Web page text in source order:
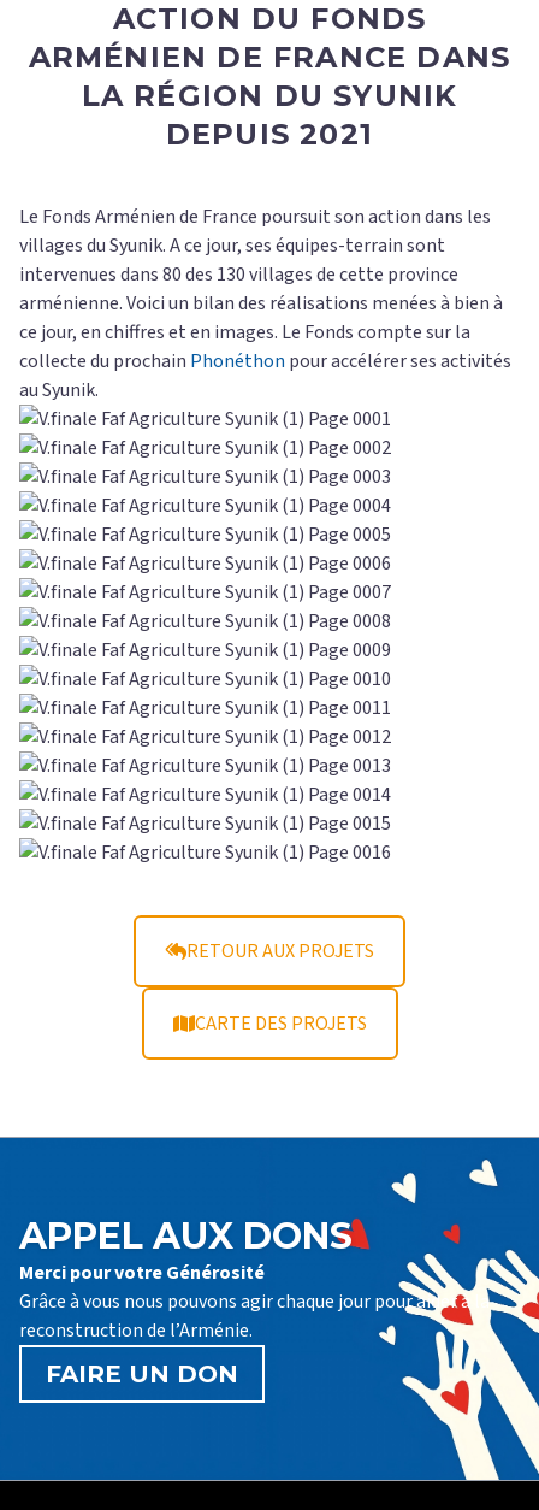
ACTION DU FONDS
ARMÉNIEN DE FRANCE DANS
LA RÉGION DU SYUNIK
DEPUIS 2021
Le Fonds Arménien de France poursuit son action dans les
villages du Syunik. A ce jour, ses équipes-terrain sont
intervenues dans 80 des 130 villages de cette province
arménienne. Voici un bilan des réalisations menées à bien à
ce jour, en chiffres et en images. Le Fonds compte sur la
collecte du prochain Phonéthon pour accélérer ses activités
au Syunik.
RETOUR AUX PROJETS
CARTE DES PROJETS
APPEL AUX DONS
Merci pour votre Générosité
Grâce à vous nous pouvons agir chaque jour pour aider à la
reconstruction de l’Arménie.
FAIRE UN DON